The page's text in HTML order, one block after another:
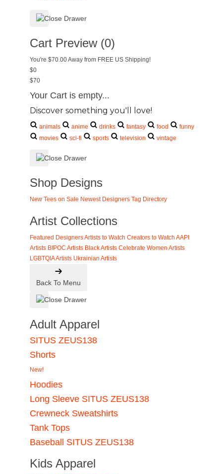
Cart Preview (0)
You're $70.00Away from FREE US Shipping!
$0
$70
Your Cart is empty...
Discover something you'll love!
animals anime drinks fantasy food
funny
movies
sci-fi sports television vintage
Shop Designs
New Tees on Sale Newest Designers Tag Directory
Artist Collections
Featured DesignersArtists to Watch Creators to Watch AAPI
Artists BIPOC Artists Black Artists Celebrate Women Artists
LGBTQIA Artists Ukrainian Artists
Back To Menu
Adult Apparel
SITUS ZEUS138
Shorts
New!
Hoodies
Long Sleeve SITUS ZEUS138
Crewneck Sweatshirts
Tank Tops
Baseball SITUS ZEUS138
Kids Apparel